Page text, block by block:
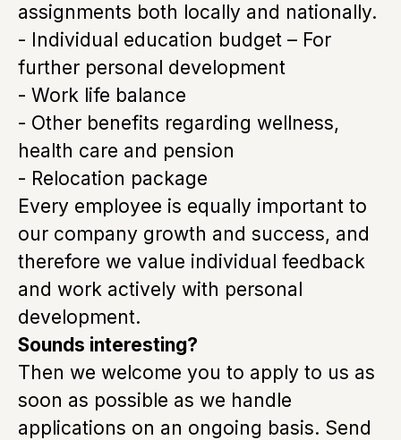
assignments both locally and nationally.
- Individual education budget – For
further personal development
- Work life balance
- Other benefits regarding wellness,
health care and pension
- Relocation package
Every employee is equally important to
our company growth and success, and
therefore we value individual feedback
and work actively with personal
development.
Sounds interesting?
Then we welcome you to apply to us as
soon as possible as we handle
applications on an ongoing basis. Send